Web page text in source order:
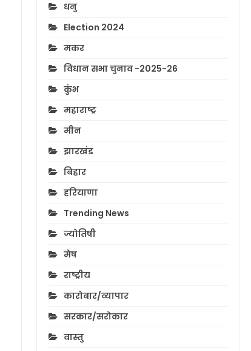
धनु
Election 2024
मकर
विधान सभा चुनाव -2025-26
कुंभ
महाराष्ट्र
मीन
झारखंड
बिहार
हरियाणा
Trending News
ज्योतिषी
मेष
राष्ट्रीय
कारोबार/व्यापार
सरकार/सरोकार
वास्तु